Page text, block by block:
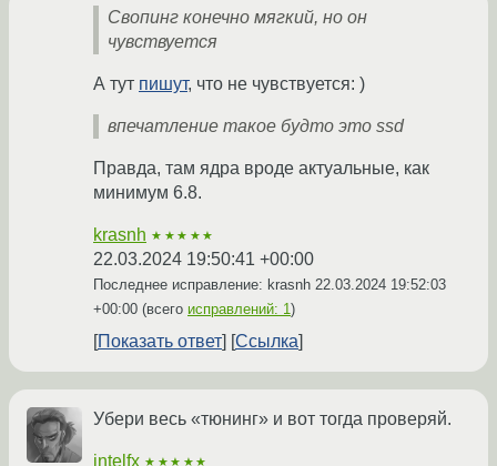
Свопинг конечно мягкий, но он
чувствуется
А тут пишут, что не чувствуется: )
впечатление такое будто это ssd
Правда, там ядра вроде актуальные, как
минимум 6.8.
krasnh ★★★★★
22.03.2024 19:50:41 +00:00
Последнее исправление: krasnh 22.03.2024 19:52:03
+00:00 (всего исправлений: 1 )
Показать ответ Ссылка
Убери весь «тюнинг» и вот тогда проверяй.
intelfx ★★★★★